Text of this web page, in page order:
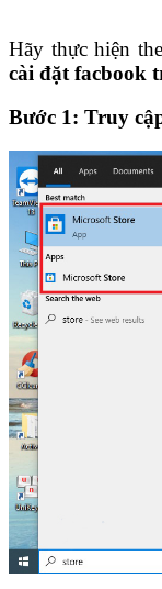
Hãy thực hiện
cài đặt facbook
Bước 1: Truy